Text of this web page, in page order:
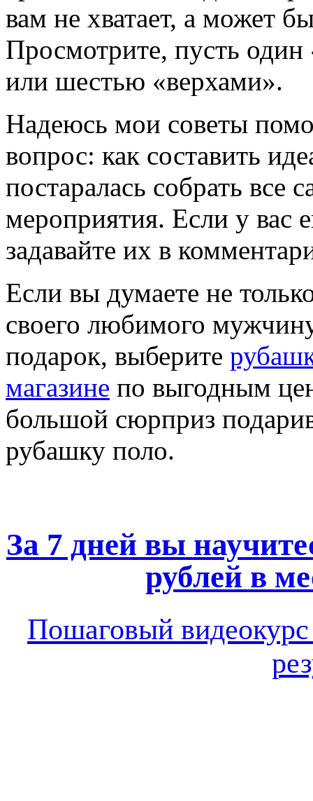
вам не хватает, а может
Просмотрите, пусть
или шестью «верхами».
Надеюсь мои советы
вопрос: как составить
постаралась собрать
мероприятия. Если у вас
задавайте их в
Если вы думаете не
своего любимого
подарок, выберите
магазине по выгодным
большой сюрприз
рубашку поло.
За 7 дней вы
рублей в
Пошаговый